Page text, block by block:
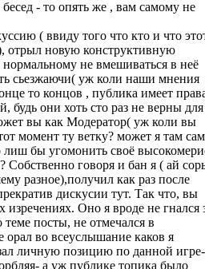
- то опять же , вам самому не
( ввиду того что кто и что
отрыл новую конструктивную
не вмешиваться в неё
сьезжаючи( уж коли наши мнения
то концов , публика имеет
будь они хоть сто раз не верны для
вы как Модератор( уж коли вы
момент ту ветку? может я там сам
лиш бы угомонить своё
Cобственно говоря и бан я ( ай
разное),получил как раз после
дискусии тут. Так что, вы
изречениях. Оно я вроде не гнался
посты, не отмечался в
орал во всеуслышание каков я
личную позицию по данной игре-
а уж публике топика было